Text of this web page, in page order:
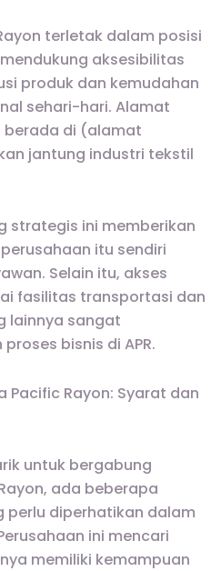
terletak dalam posisi
aksesibilitas
produk dan kemudahan
sehari-hari. Alamat
berada di (alamat
jantung industri tekstil
strategis ini memberikan
itu sendiri
Selain itu, akses
fasilitas transportasi dan
lainnya sangat
bisnis di APR.
Pacific Rayon: Syarat dan
untuk bergabung
ada beberapa
perlu diperhatikan dalam
ini mencari
memiliki kemampuan